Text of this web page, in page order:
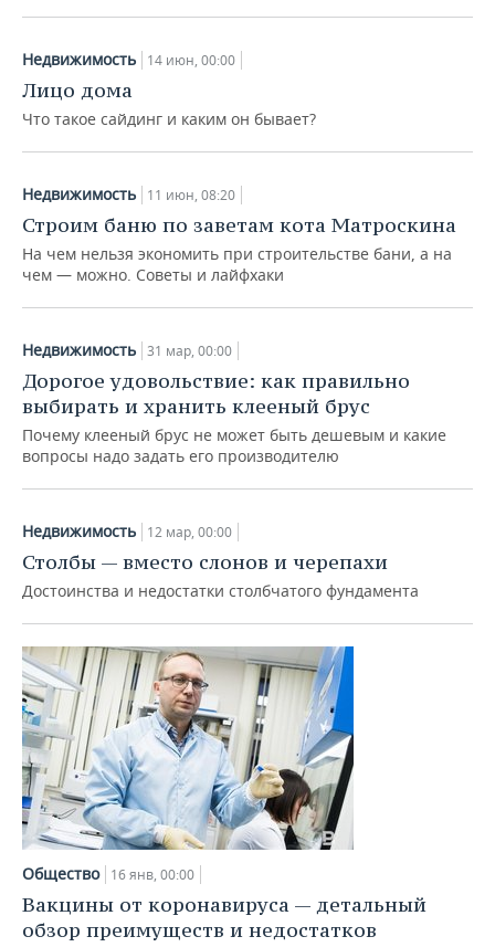
Недвижимость 14 июн, 00:00
Лицо дома
Что такое сайдинг и каким он бывает?
Недвижимость 11 июн, 08:20
Строим баню по заветам кота Матроскина
На чем нельзя экономить при строительстве бани, а на
чем — можно. Советы и лайфхаки
Недвижимость 31 мар, 00:00
Дорогое удовольствие: как правильно
выбирать и хранить клееный брус
Почему клееный брус не может быть дешевым и какие
вопросы надо задать его производителю
Недвижимость 12 мар, 00:00
Столбы — вместо слонов и черепахи
Достоинства и недостатки столбчатого фундамента
Общество 16 янв, 00:00
Вакцины от коронавируса — детальный
обзор преимуществ и недостатков